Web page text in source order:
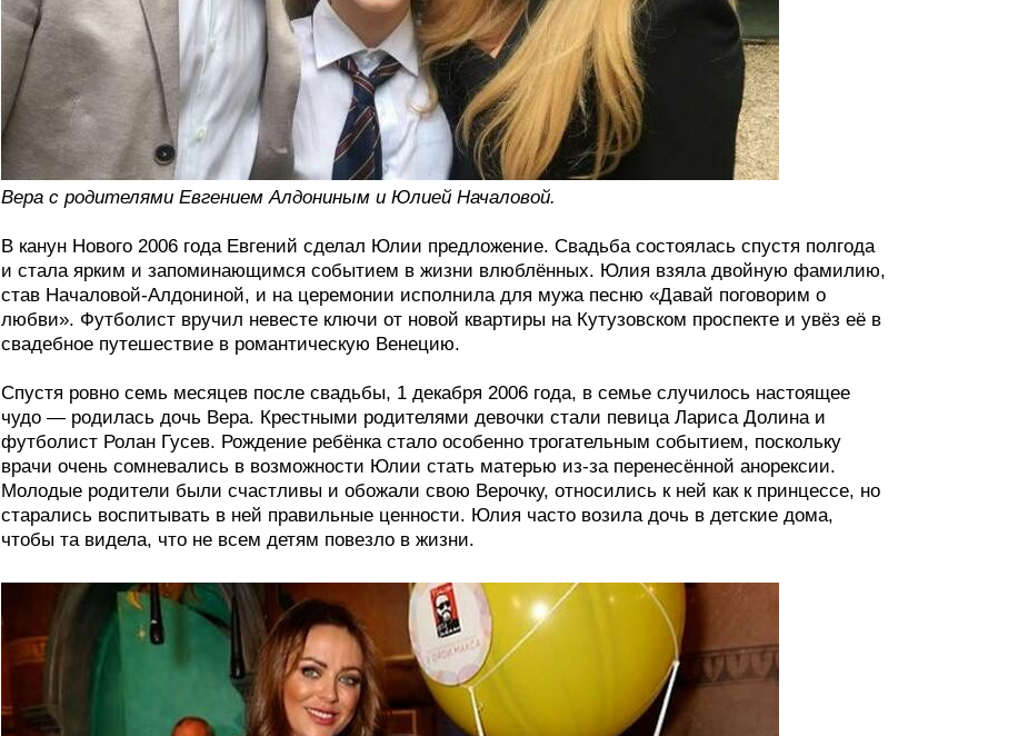
Вера с родителями Евгением Алдониным и Юлией Началовой.
В канун Нового 2006 года Евгений сделал Юлии предложение. Свадьба состоялась спустя полгода
и стала ярким и запоминающимся событием в жизни влюблённых. Юлия взяла двойную фамилию,
став Началовой-Алдониной, и на церемонии исполнила для мужа песню «Давай поговорим о
любви». Футболист вручил невесте ключи от новой квартиры на Кутузовском проспекте и увёз её в
свадебное путешествие в романтическую Венецию.
Спустя ровно семь месяцев после свадьбы, 1 декабря 2006 года, в семье случилось настоящее
чудо — родилась дочь Вера. Крестными родителями девочки стали певица Лариса Долина и
футболист Ролан Гусев. Рождение ребёнка стало особенно трогательным событием, поскольку
врачи очень сомневались в возможности Юлии стать матерью из-за перенесённой анорексии.
Молодые родители были счастливы и обожали свою Верочку, относились к ней как к принцессе, но
старались воспитывать в ней правильные ценности. Юлия часто возила дочь в детские дома,
чтобы та видела, что не всем детям повезло в жизни.